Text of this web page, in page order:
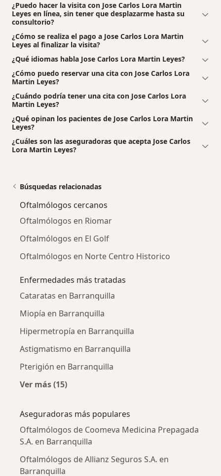
¿Puedo hacer la visita con Jose Carlos Lora Martin
Leyes en línea, sin tener que desplazarme hasta su
consultorio?
¿Cómo se realiza el pago a Jose Carlos Lora Martin
Leyes al finalizar la visita?
¿Qué idiomas habla Jose Carlos Lora Martin Leyes?
¿Cómo puedo reservar una cita con Jose Carlos Lora
Martin Leyes?
¿Cuándo podría tener una cita con Jose Carlos Lora
Martin Leyes?
¿Qué opinan los pacientes de Jose Carlos Lora Martin
Leyes?
¿Cuáles son las aseguradoras que acepta Jose Carlos
Lora Martin Leyes?
Búsquedas relacionadas
Oftalmólogos cercanos
Oftalmólogos en Riomar
Oftalmólogos en El Golf
Oftalmólogos en Norte Centro Historico
Enfermedades más tratadas
Cataratas en Barranquilla
Miopía en Barranquilla
Hipermetropía en Barranquilla
Astigmatismo en Barranquilla
Pterigión en Barranquilla
Ver más (15)
Aseguradoras más populares
Oftalmólogos de Coomeva Medicina Prepagada
S.A. en Barranquilla
Oftalmólogos de Allianz Seguros S.A. en
Barranquilla